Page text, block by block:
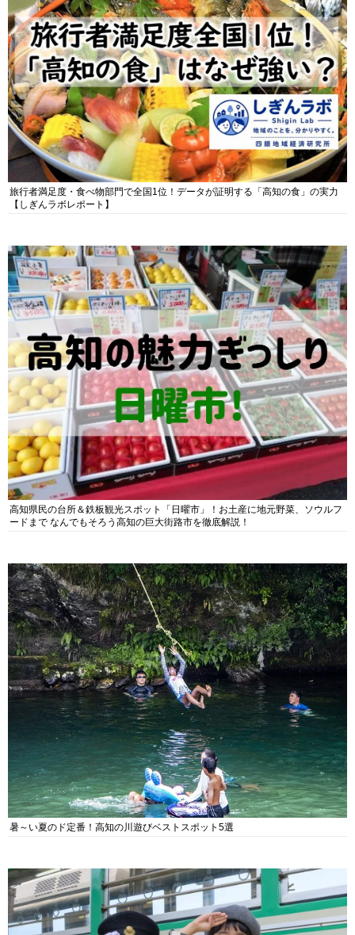
旅行者満足度・食べ物部門で全国1位！データが証明する「高知の食」の実力
【しぎんラボレポート】
高知県民の台所＆鉄板観光スポット「日曜市」！お土産に地元野菜、ソウルフ
ードまで なんでもそろう高知の巨大街路市を徹底解説！
暑～い夏のド定番！高知の川遊びベストスポット5選